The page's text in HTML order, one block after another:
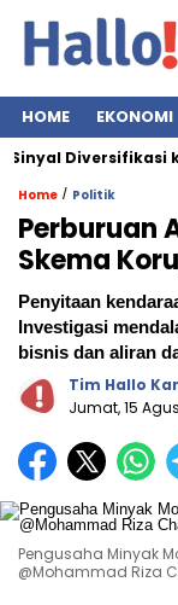
HOME EKONOMI
Diversifikasi ke
Home / Politik
Perburuan
Skema
Penyitaan
Investigasi
bisnis dan aliran
Tim Hallo
Jumat, 15
Pengusaha Minyak
@Mohammad Riza